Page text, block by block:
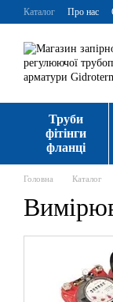
Перейти до
Каталог Про нас
Труби
фітінги
фланці
Головна Каталог